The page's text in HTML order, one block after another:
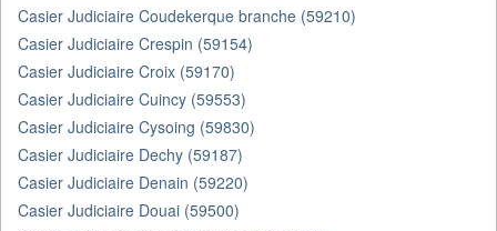
Casier Judiciaire Coudekerque branche (59210)
Casier Judiciaire Crespin (59154)
Casier Judiciaire Croix (59170)
Casier Judiciaire Cuincy (59553)
Casier Judiciaire Cysoing (59830)
Casier Judiciaire Dechy (59187)
Casier Judiciaire Denain (59220)
Casier Judiciaire Douai (59500)